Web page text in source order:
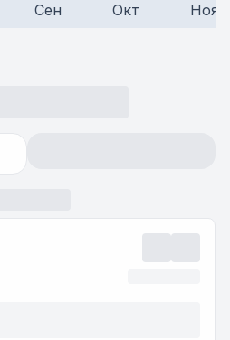
Сен
Окт
Ноя